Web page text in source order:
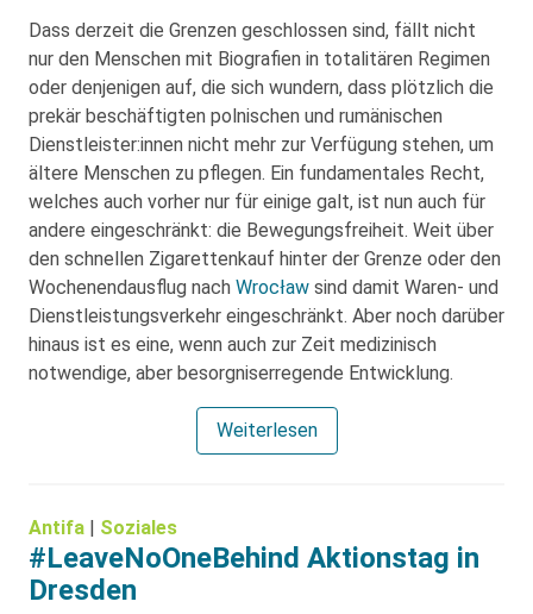
Dass derzeit die Grenzen geschlossen sind, fällt nicht
nur den Menschen mit Biografien in totalitären Regimen
oder denjenigen auf, die sich wundern, dass plötzlich die
prekär beschäftigten polnischen und rumänischen
Dienstleister:innen nicht mehr zur Verfügung stehen, um
ältere Menschen zu pflegen. Ein fundamentales Recht,
welches auch vorher nur für einige galt, ist nun auch für
andere eingeschränkt: die Bewegungsfreiheit. Weit über
den schnellen Zigarettenkauf hinter der Grenze oder den
Wochenendausflug nach Wrocław sind damit Waren- und
Dienstleistungsverkehr eingeschränkt. Aber noch darüber
hinaus ist es eine, wenn auch zur Zeit medizinisch
notwendige, aber besorgniserregende Entwicklung.
Weiterlesen
Antifa | Soziales
#LeaveNoOneBehind Aktionstag in
Dresden